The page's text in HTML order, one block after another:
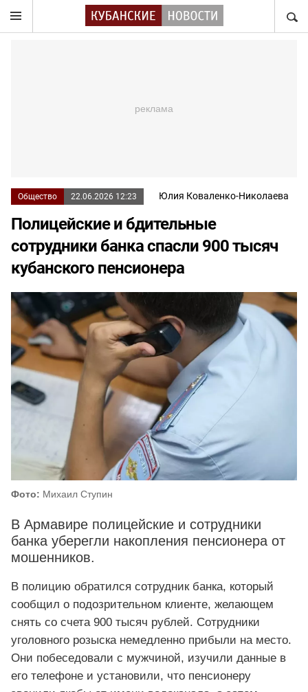
Общество 22.06.2026 12:23 Юлия Коваленко-Николаева
Полицейские и бдительные
сотрудники банка спасли 900 тысяч
кубанского пенсионера
Фото: Михаил Ступин
В Армавире полицейские и сотрудники
банка уберегли накопления пенсионера от
мошенников.
В полицию обратился сотрудник банка, который
сообщил о подозрительном клиенте, желающем
снять со счета 900 тысяч рублей. Сотрудники
уголовного розыска немедленно прибыли на место.
Они побеседовали с мужчиной, изучили данные в
его телефоне и установили, что пенсионеру